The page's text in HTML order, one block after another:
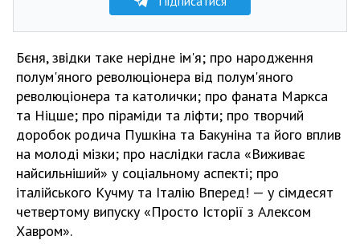
Бєня, звідки таке нерідне ім'я; про народження
полум'яного революціонера від полум'яного
революціонера та католички; про фаната Маркса
та Ніцше; про піраміди та ліфти; про творчий
доробок родича Пушкіна та Бакуніна та його вплив
на молоді мізки; про наслідки гасла «Виживає
найсильніший» у соціальному аспекті; про
італійського Кучму та Італію Вперед! — у сімдесят
четвертому випуску «Просто Історії з Алексом
Хавром».